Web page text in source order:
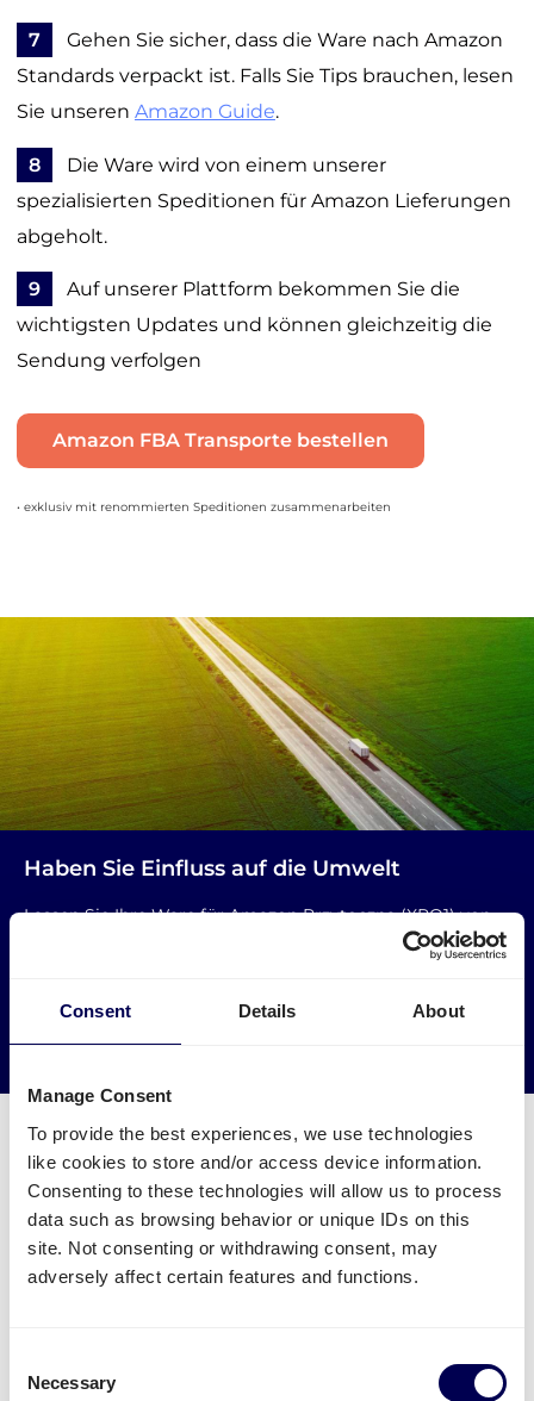
Consent Details About
Manage Consent
To provide the best experiences, we use technologies
like cookies to store and/or access device information.
Consenting to these technologies will allow us to process
data such as browsing behavior or unique IDs on this
site. Not consenting or withdrawing consent, may
adversely affect certain features and functions.
Selection
Necessary
7
Gehen Sie sicher, dass die Ware nach Amazon
Standards verpackt ist. Falls Sie Tips brauchen, lesen
Sie unseren Amazon Guide.
8
Die Ware wird von einem unserer
spezialisierten Speditionen für Amazon Lieferungen
abgeholt.
9
Auf unserer Plattform bekommen Sie die
wichtigsten Updates und können gleichzeitig die
Sendung verfolgen
Amazon FBA Transporte bestellen
• exklusiv mit renommierten Speditionen zusammenarbeiten
Haben Sie Einfluss auf die Umwelt
Lassen Sie Ihre Ware für Amazon Przytoczna (XPO1) von
→ Noch heute versenden
Leere Kilometer reduzieren
Was muss ich für eine Palettensendung
zu Amazon WRO1 & WRO2 beachten?
manche Städte haben mehrere FBA Lager